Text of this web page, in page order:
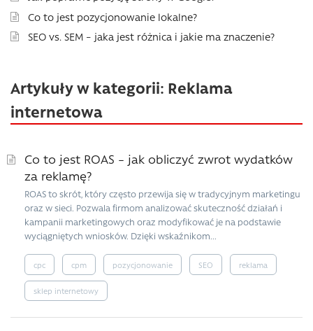
Co to jest pozycjonowanie lokalne?
SEO vs. SEM – jaka jest różnica i jakie ma znaczenie?
Artykuły w kategorii: Reklama
internetowa
Co to jest ROAS – jak obliczyć zwrot wydatków
za reklamę?
ROAS to skrót, który często przewija się w tradycyjnym marketingu
oraz w sieci. Pozwala firmom analizować skuteczność działań i
kampanii marketingowych oraz modyfikować je na podstawie
wyciągniętych wniosków. Dzięki wskaźnikom...
cpc cpm pozycjonowanie SEO reklama
sklep internetowy